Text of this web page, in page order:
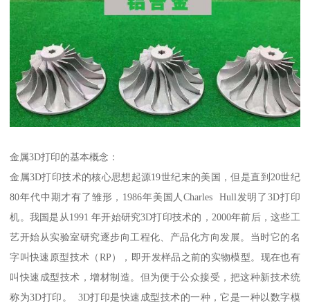
金属3D打印的基本概念：
金属3D打印技术的核心思想起源19世纪末的美国，但是直到20世纪
80年代中期才有了雏形，1986年美国人Charles Hull发明了3D打印
机。我国是从1991 年开始研究3D打印技术的，2000年前后，这些工
艺开始从实验室研究逐步向工程化、产品化方向发展。当时它的名
字叫快速原型技术（RP），即开发样品之前的实物模型。现在也有
叫快速成型技术，增材制造。但为便于公众接受，把这种新技术统
称为3D打印。 3D打印是快速成型技术的一种，它是一种以数字模